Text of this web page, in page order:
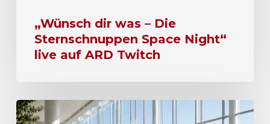
„Wünsch dir was – Die
Sternschnuppen Space Night“
live auf ARD Twitch